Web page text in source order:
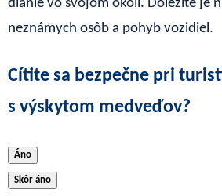
dianie vo svojom okolí. Dôležité je
neznámych osôb a pohyb vozidiel.
Cítite sa bezpečne pri
s výskytom medveďov?
Áno
Skôr áno